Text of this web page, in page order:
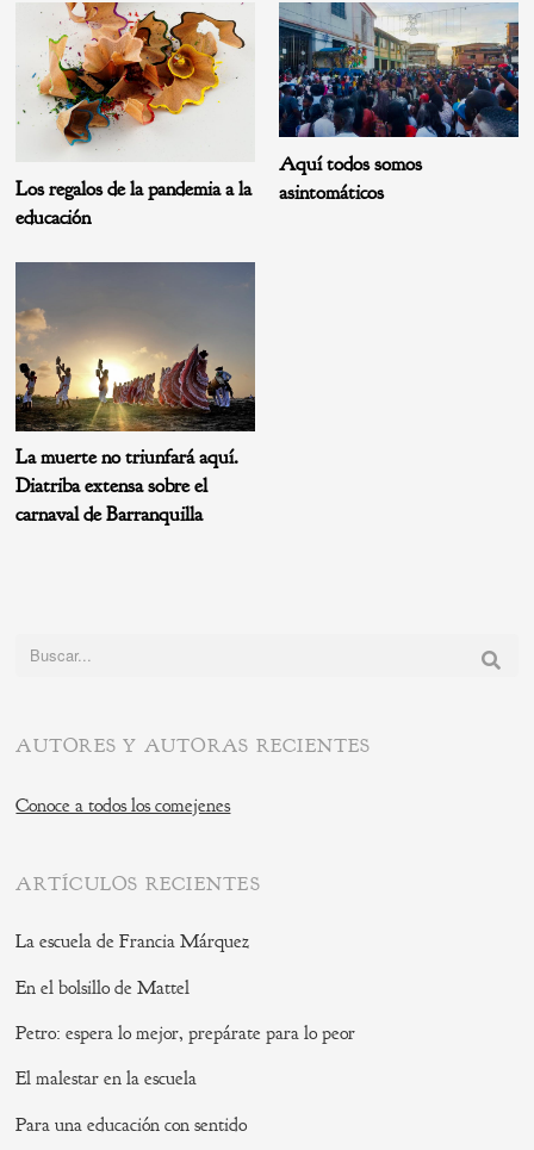
Los regalos de la pandemia a la
educación
Aquí todos somos
asintomáticos
La muerte no triunfará aquí.
Diatriba extensa sobre el
carnaval de Barranquilla
Buscar:
AUTORES Y AUTORAS RECIENTES
Conoce a todos los comejenes
ARTÍCULOS RECIENTES
La escuela de Francia Márquez
En el bolsillo de Mattel
Petro: espera lo mejor, prepárate para lo peor
El malestar en la escuela
Para una educación con sentido